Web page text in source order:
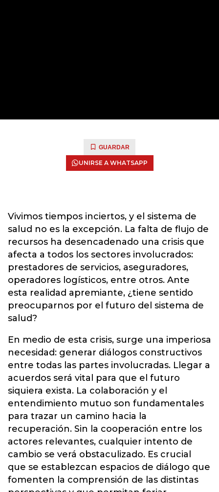
GUARDAR
UNIRSE A WHATSAPP
Vivimos tiempos inciertos, y el sistema de
salud no es la excepción. La falta de flujo de
recursos ha desencadenado una crisis que
afecta a todos los sectores involucrados:
prestadores de servicios, aseguradores,
operadores logísticos, entre otros. Ante
esta realidad apremiante, ¿tiene sentido
preocuparnos por el futuro del sistema de
salud?
En medio de esta crisis, surge una imperiosa
necesidad: generar diálogos constructivos
entre todas las partes involucradas. Llegar a
acuerdos será vital para que el futuro
siquiera exista. La colaboración y el
entendimiento mutuo son fundamentales
para trazar un camino hacia la
recuperación. Sin la cooperación entre los
actores relevantes, cualquier intento de
cambio se verá obstaculizado. Es crucial
que se establezcan espacios de diálogo que
fomenten la comprensión de las distintas